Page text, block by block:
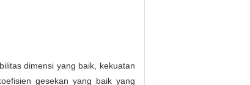
dimensi yang baik, kekuatan
gesekan yang baik yang